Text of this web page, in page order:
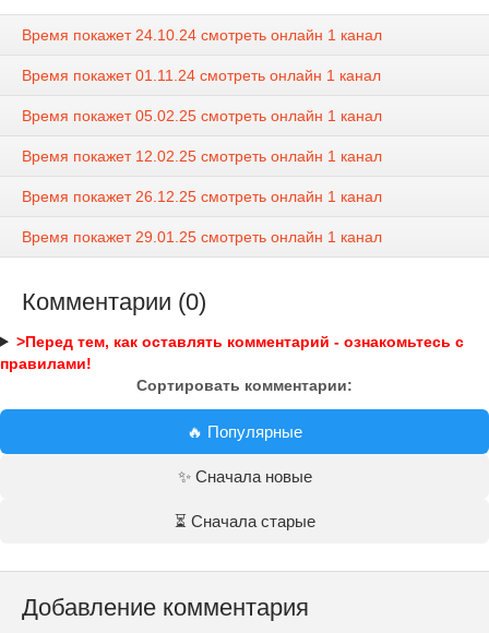
Время покажет 24.10.24 смотреть онлайн 1 канал
Время покажет 01.11.24 смотреть онлайн 1 канал
Время покажет 05.02.25 смотреть онлайн 1 канал
Время покажет 12.02.25 смотреть онлайн 1 канал
Время покажет 26.12.25 смотреть онлайн 1 канал
Время покажет 29.01.25 смотреть онлайн 1 канал
Комментарии (0)
>Перед тем, как оставлять комментарий - ознакомьтесь с
правилами!
Сортировать комментарии:
🔥 Популярные
✨ Сначала новые
⏳ Сначала старые
Добавление комментария